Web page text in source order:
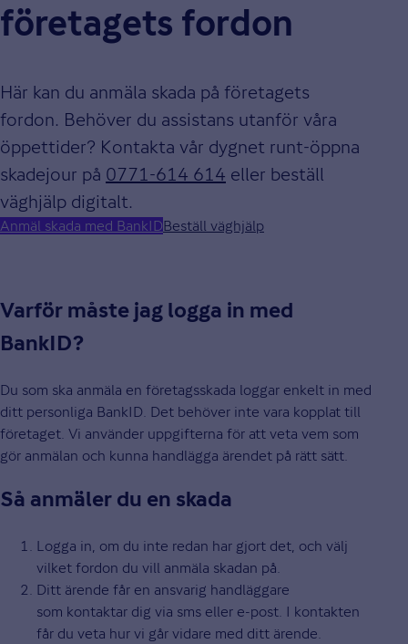
företagets fordon
Här kan du anmäla skada på företagets
fordon. Behöver du assistans utanför våra
öppettider? Kontakta vår dygnet runt-öppna
skadejour på 0771-614 614 eller beställ
väghjälp digitalt.
Anmäl skada med BankIDBeställ väghjälp
Varför måste jag logga in med
BankID?
Du som ska anmäla en företagsskada loggar enkelt in med
ditt personliga BankID. Det behöver inte vara kopplat till
företaget. Vi använder uppgifterna för att veta vem som
gör anmälan och kunna handlägga ärendet på rätt sätt.
Så anmäler du en skada
Logga in, om du inte redan har gjort det, och välj
vilket fordon du vill anmäla skadan på.
Ditt ärende får en ansvarig handläggare
som kontaktar dig via sms eller e-post. I kontakten
får du veta hur vi går vidare med ditt ärende.